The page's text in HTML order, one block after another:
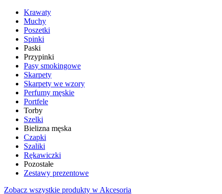
Krawaty
Muchy
Poszetki
Spinki
Paski
Przypinki
Pasy smokingowe
Skarpety
Skarpety we wzory
Perfumy męskie
Portfele
Torby
Szelki
Bielizna męska
Czapki
Szaliki
Rękawiczki
Pozostałe
Zestawy prezentowe
Zobacz wszystkie produkty w Akcesoria